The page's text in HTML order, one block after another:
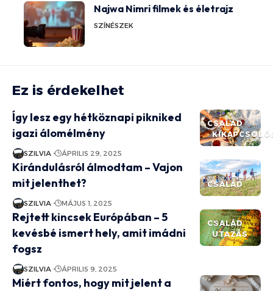
Najwa Nimri filmek és életrajz
SZÍNÉSZEK
Ez is érdekelhet
CSALÁD
Így lesz egy hétköznapi pikniked
igazi álomélmény
SZILVIA ÁPRILIS 29, 2025
CSALÁD
Kirándulásról álmodtam – Vajon
mit jelenthet?
SZILVIA MÁJUS 1, 2025
CSALÁD
UTAZÁS
Rejtett kincsek Európában – 5
kevésbé ismert hely, amit imádni
fogsz
SZILVIA ÁPRILIS 9, 2025
Miért fontos, hogy mit jelent a